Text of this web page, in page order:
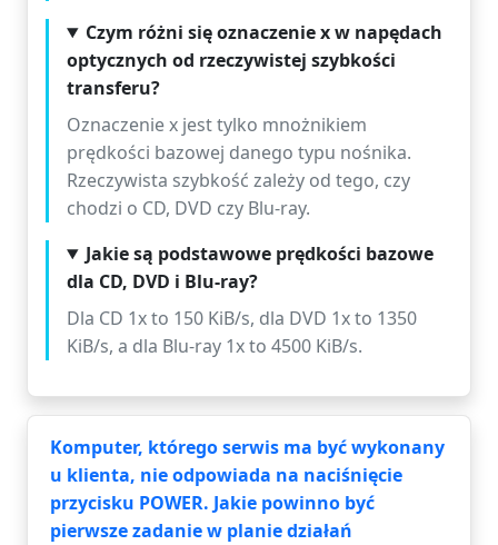
Czym różni się oznaczenie x w napędach
optycznych od rzeczywistej szybkości
transferu?
Oznaczenie x jest tylko mnożnikiem
prędkości bazowej danego typu nośnika.
Rzeczywista szybkość zależy od tego, czy
chodzi o CD, DVD czy Blu-ray.
Jakie są podstawowe prędkości bazowe
dla CD, DVD i Blu-ray?
Dla CD 1x to 150 KiB/s, dla DVD 1x to 1350
KiB/s, a dla Blu-ray 1x to 4500 KiB/s.
Komputer, którego serwis ma być wykonany
u klienta, nie odpowiada na naciśnięcie
przycisku POWER. Jakie powinno być
pierwsze zadanie w planie działań